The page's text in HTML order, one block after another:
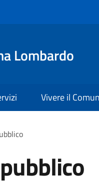
Lombardo
Vivere il